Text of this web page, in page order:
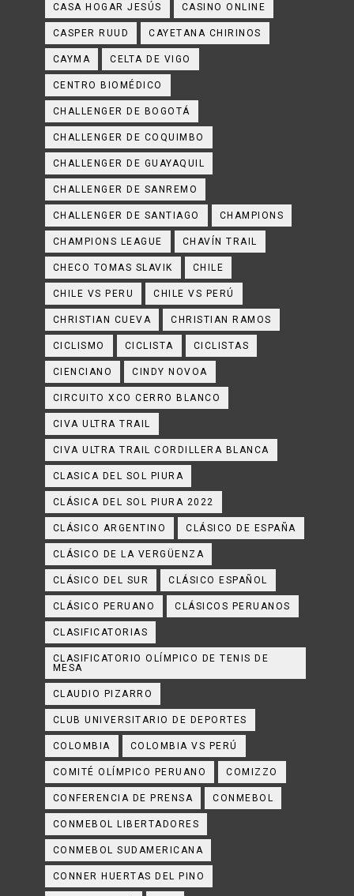
CASA HOGAR JESÚS CASINO ONLINE
CASPER RUUD CAYETANA CHIRINOS
CAYMA CELTA DE VIGO
CENTRO BIOMÉDICO
CHALLENGER DE BOGOTÁ
CHALLENGER DE COQUIMBO
CHALLENGER DE GUAYAQUIL
CHALLENGER DE SANREMO
CHALLENGER DE SANTIAGO CHAMPIONS
CHAMPIONS LEAGUE CHAVÍN TRAIL
CHECO TOMAS SLAVIK CHILE
CHILE VS PERU CHILE VS PERÚ
CHRISTIAN CUEVA CHRISTIAN RAMOS
CICLISMO CICLISTA CICLISTAS
CIENCIANO CINDY NOVOA
CIRCUITO XCO CERRO BLANCO
CIVA ULTRA TRAIL
CIVA ULTRA TRAIL CORDILLERA BLANCA
CLASICA DEL SOL PIURA
CLÁSICA DEL SOL PIURA 2022
CLÁSICO ARGENTINO CLÁSICO DE ESPAÑA
CLÁSICO DE LA VERGÜENZA
CLÁSICO DEL SUR CLÁSICO ESPAÑOL
CLÁSICO PERUANO CLÁSICOS PERUANOS
CLASIFICATORIAS
CLASIFICATORIO OLÍMPICO DE TENIS DE
MESA
CLAUDIO PIZARRO
CLUB UNIVERSITARIO DE DEPORTES
COLOMBIA COLOMBIA VS PERÚ
COMITÉ OLÍMPICO PERUANO COMIZZO
CONFERENCIA DE PRENSA CONMEBOL
CONMEBOL LIBERTADORES
CONMEBOL SUDAMERICANA
CONNER HUERTAS DEL PINO